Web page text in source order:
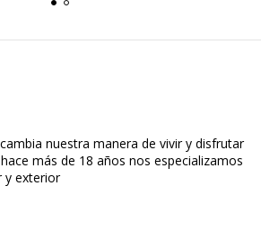
nuestra manera de vivir y disfrutar
más de 18 años nos especializamos
y exterior